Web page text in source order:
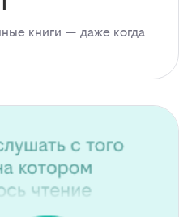
книги — даже когда